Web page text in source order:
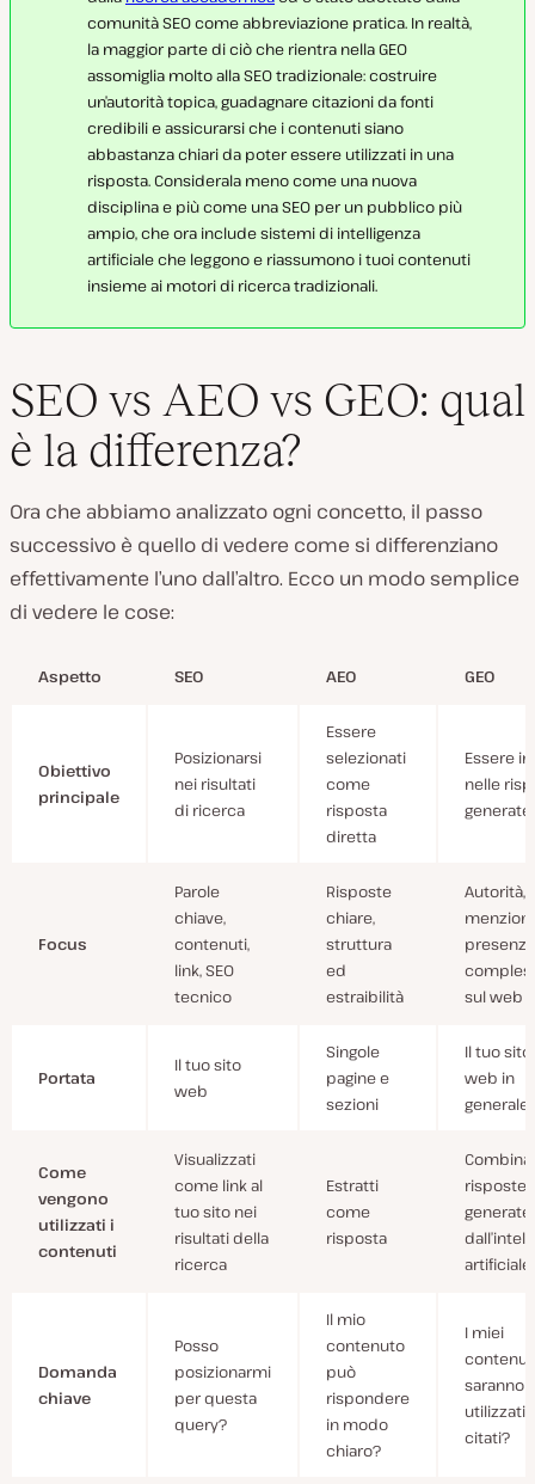
comunità SEO come abbreviazione pratica. In realtà,
la maggior parte di ciò che rientra nella GEO
assomiglia molto alla SEO tradizionale: costruire
un’autorità topica, guadagnare citazioni da fonti
credibili e assicurarsi che i contenuti siano
abbastanza chiari da poter essere utilizzati in una
risposta. Considerala meno come una nuova
disciplina e più come una SEO per un pubblico più
ampio, che ora include sistemi di intelligenza
artificiale che leggono e riassumono i tuoi contenuti
insieme ai motori di ricerca tradizionali.
SEO vs AEO vs GEO: qual
è la differenza?
Ora che abbiamo analizzato ogni concetto, il passo
successivo è quello di vedere come si differenziano
effettivamente l’uno dall’altro. Ecco un modo semplice
di vedere le cose:
Aspetto SEO AEO GEO
Obiettivo
principale
Posizionarsi
nei risultati
di ricerca
Essere
selezionati
come
risposta
diretta
Essere
nelle
generate
Focus
Parole
chiave,
contenuti,
link, SEO
tecnico
Risposte
chiare,
struttura
ed
estraibilità
Autorità,
menzioni,
presenza
sul web
Portata
Il tuo sito
web
Singole
pagine e
sezioni
Il tuo sito
web in
generale
Come
vengono
utilizzati i
contenuti
Visualizzati
come link al
tuo sito nei
risultati della
ricerca
Estratti
come
risposta
risposte
generate
artificiale
Domanda
chiave
Posso
posizionarmi
per questa
query?
Il mio
contenuto
può
rispondere
in modo
chiaro?
I miei
saranno
utilizzati
citati?